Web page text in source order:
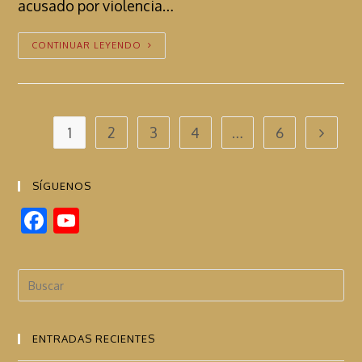
acusado por violencia…
CONTINUAR LEYENDO
1 2 3 4 … 6
SÍGUENOS
F
e
b
o
u
T
b
ENTRADAS RECIENTES